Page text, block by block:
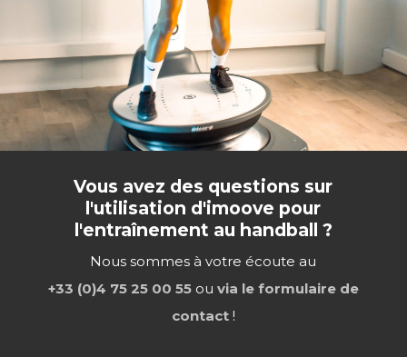
Vous avez des questions sur
l'utilisation d'imoove pour
l'entraînement au handball ?
Nous sommes à votre écoute au
+33 (0)4 75 25 00 55ou via le formulaire de
contact !